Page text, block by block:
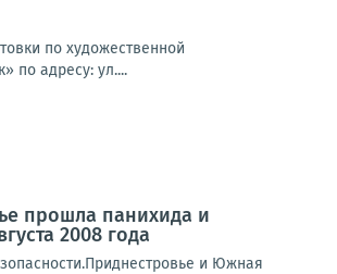
по художественной
по адресу: ул....
прошла панихида и
2008 года
и Южная